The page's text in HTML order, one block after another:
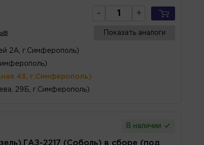
- +
Показать аналоги
2А, г.Симферополь)
43, г.Симферополь)
29Б, г.Симферополь)
В наличии
2217 (Соболь) в сборе (под